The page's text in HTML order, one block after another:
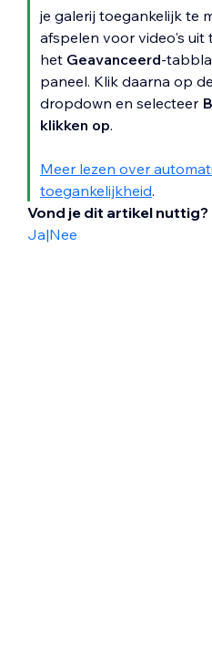
je galerij toegankelijk te
afspelen voor video's uit
het Geavanceerd-
paneel. Klik daarna op de
dropdown en selecteer
klikken op.
Meer lezen over
toegankelijkheid.
Vond je dit artikel nuttig?
Ja|Nee